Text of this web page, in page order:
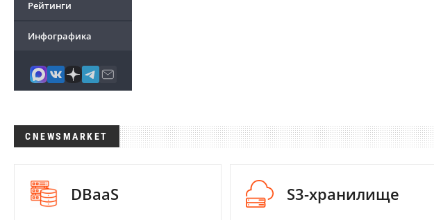
Рейтинги
Инфографика
CNEWSMARKET
DBaaS S3-хранилище